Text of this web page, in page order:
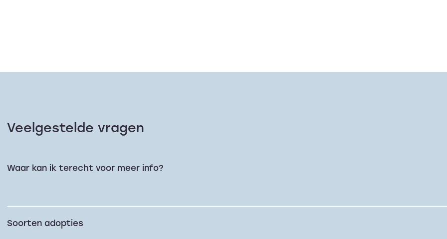
Veelgestelde vragen
Waar kan ik terecht voor meer info?
Soorten adopties